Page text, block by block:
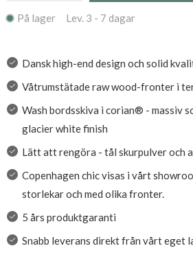
På lager Lev. 3 - 7 dagar
Dansk high-end design och solid
Våtrumstätade raw wood-fronter i
Wash bordsskiva i corian® - massiv
glacier white finish
Lätt att rengöra - tål skurpulver och
Copenhagen chic visas i vårt
storlekar och med olika fronter.
5 års produktgaranti
Snabb leverans direkt från vårt eget